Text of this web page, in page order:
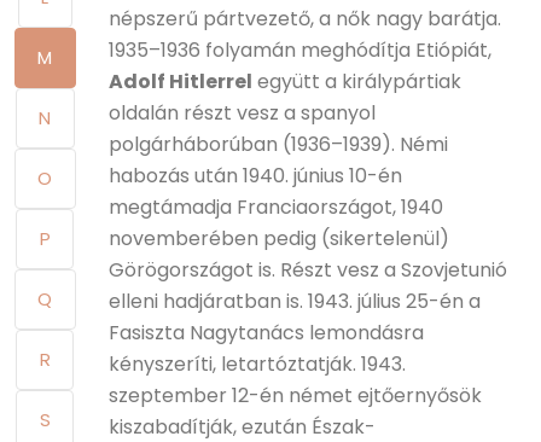
M
N
O
P
Q
R
S
népszerű pártvezető, a nők nagy barátja.
1935–1936 folyamán meghódítja Etiópiát,
Adolf Hitlerrel együtt a királypártiak
oldalán részt vesz a spanyol
polgárháborúban (1936–1939). Némi
habozás után 1940. június 10-én
megtámadja Franciaországot, 1940
novemberében pedig (sikertelenül)
Görögországot is. Részt vesz a Szovjetunió
elleni hadjáratban is. 1943. július 25-én a
Fasiszta Nagytanács lemondásra
kényszeríti, letartóztatják. 1943.
szeptember 12-én német ejtőernyősök
kiszabadítják, ezután Észak-